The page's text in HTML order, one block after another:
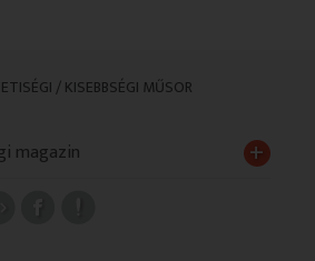
/ KISEBBSÉGI MŰSOR
magazin +